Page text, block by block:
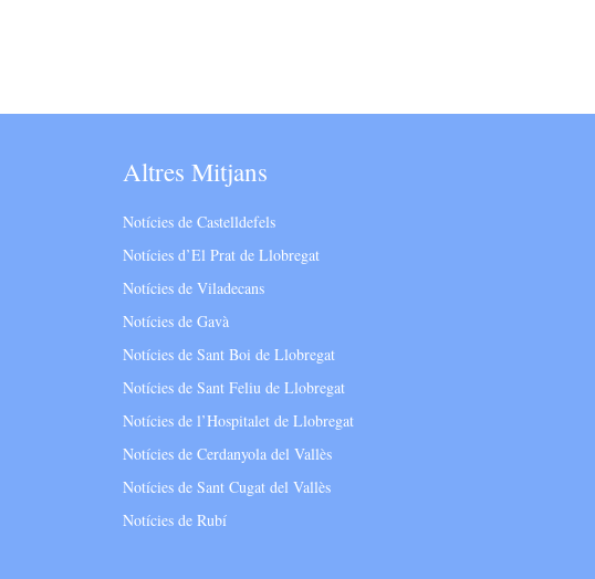
Altres Mitjans
Notícies de Castelldefels
Notícies d’El Prat de Llobregat
Notícies de Viladecans
Notícies de Gavà
Notícies de Sant Boi de Llobregat
Notícies de Sant Feliu de Llobregat
Notícies de l’Hospitalet de Llobregat
Notícies de Cerdanyola del Vallès
Notícies de Sant Cugat del Vallès
Notícies de Rubí